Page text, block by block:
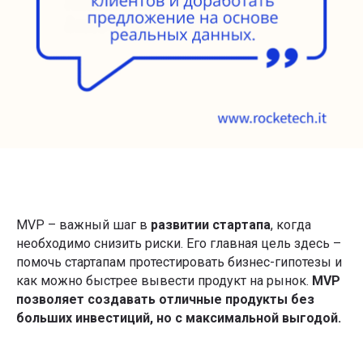
MVP – важный шаг в развитии стартапа, когда
необходимо снизить риски. Его главная цель здесь –
помочь стартапам протестировать бизнес-гипотезы и
как можно быстрее вывести продукт на рынок. MVP
позволяет создавать отличные продукты без
больших инвестиций, но с максимальной выгодой.